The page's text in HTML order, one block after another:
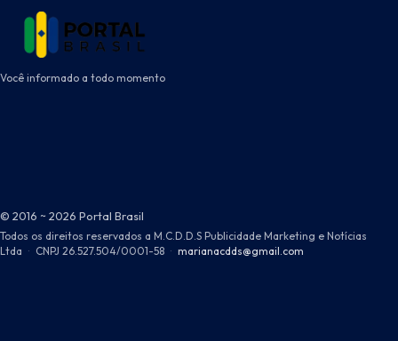
Você informado a todo momento
© 2016 ~ 2026 Portal Brasil
Todos os direitos reservados a M.C.D.D.S Publicidade Marketing e Notícias
Ltda · CNPJ 26.527.504/0001-58 · marianacdds@gmail.com